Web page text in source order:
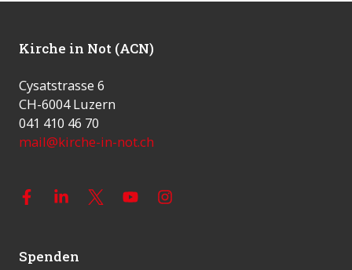
Kirche in Not (ACN)
Cysatstrasse 6
CH-6004 Luzern
041 410 46 70
mail@kirche-in-not.ch
Spenden